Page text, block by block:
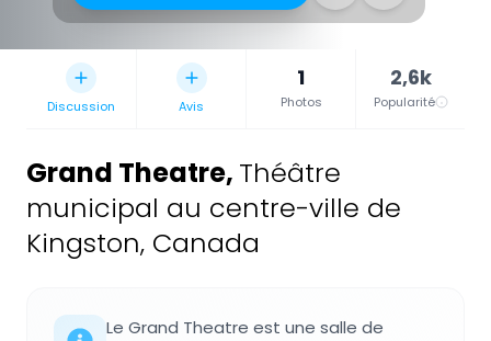
Discussion Avis
1
Photos
2,6k
Popularité
Grand Theatre, Théâtre
municipal au centre-ville de
Kingston, Canada
Le Grand Theatre est une salle de